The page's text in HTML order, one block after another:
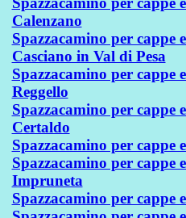
Calenzano
Spazzacamino per cappe
Casciano in Val di Pesa
Spazzacamino per cappe
Reggello
Spazzacamino per cappe
Certaldo
Spazzacamino per cappe
Spazzacamino per cappe
Impruneta
Spazzacamino per cappe